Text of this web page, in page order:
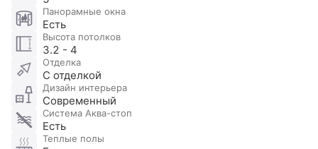
Панорамные окна
Есть
Высота потолков
3.2 - 4
Отделка
С отделкой
Дизайн интерьера
Современный
Система Аква-стоп
Есть
Теплые полы